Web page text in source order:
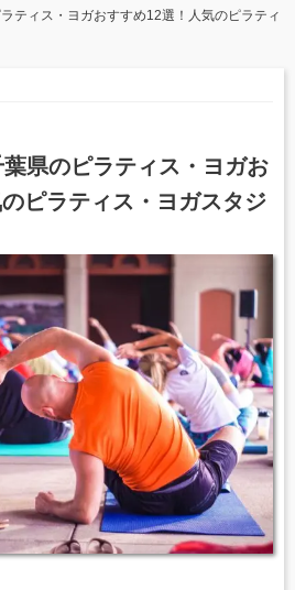
ティス・ヨガおすすめ12選！人気のピラティ
葉県のピラティス・ヨガお
ピラティス・ヨガスタジ